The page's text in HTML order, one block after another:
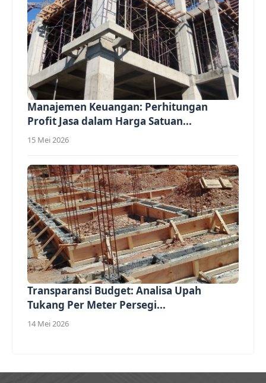
Manajemen Keuangan: Perhitungan
Profit Jasa dalam Harga Satuan...
15 Mei 2026
Transparansi Budget: Analisa Upah
Tukang Per Meter Persegi...
14 Mei 2026